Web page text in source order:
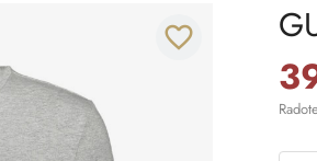
favorite_border